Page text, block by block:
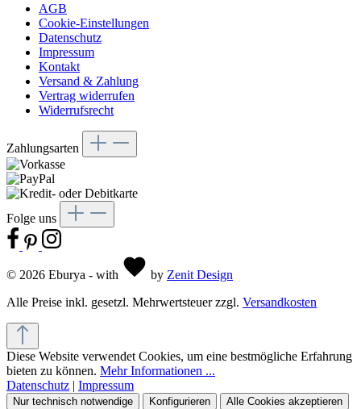
AGB
Cookie-Einstellungen
Datenschutz
Impressum
Kontakt
Versand & Zahlung
Vertrag widerrufen
Widerrufsrecht
Zahlungsarten
Folge uns
© 2026 Eburya - with by Zenit Design
Alle Preise inkl. gesetzl. Mehrwertsteuer zzgl. Versandkosten
Diese Website verwendet Cookies, um eine bestmögliche Erfahrung
bieten zu können. Mehr Informationen ...
Datenschutz | Impressum
Nur technisch notwendige Konfigurieren Alle Cookies akzeptieren